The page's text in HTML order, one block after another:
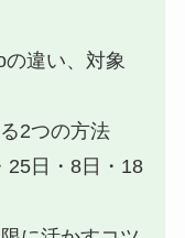
の違い、対象
2つの方法
25日・8日・18